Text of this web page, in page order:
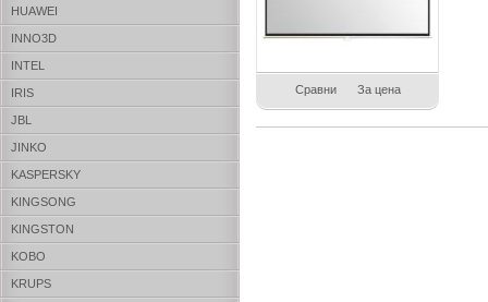
HUAWEI
INNO3D
INTEL
IRIS
JBL
JINKO
KASPERSKY
KINGSONG
KINGSTON
KOBO
KRUPS
Сравни За цена